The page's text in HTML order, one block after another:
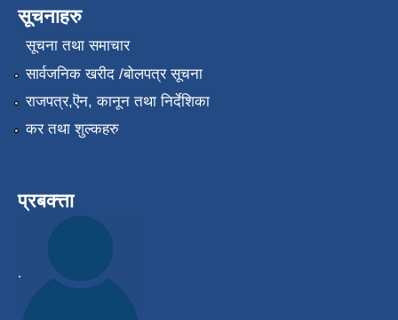
सूचनाहरु
सूचना तथा समाचार
सार्वजनिक खरीद /बोलपत्र सूचना
राजपत्र,ऎन, कानून तथा निर्देशिका
कर तथा शुल्कहरु
प्रबक्त्ता
.